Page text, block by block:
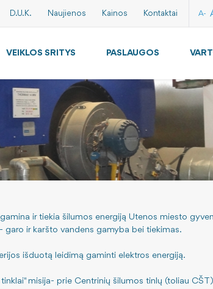
D.U.K. Naujienos Kainos Kontaktai A-
VEIKLOS SRITYS PASLAUGOS
gamina ir tiekia šilumos energiją Utenos miesto
garo ir karšto vandens gamyba bei tiekimas.
išduotą leidimą gaminti elektros energiją.
misija- prie Centrinių šilumos tinlų (toliau